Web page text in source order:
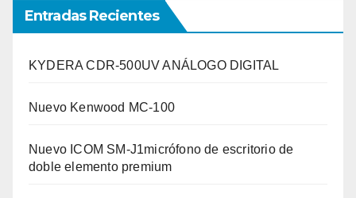
Entradas Recientes
KYDERA CDR-500UV ANÁLOGO DIGITAL
Nuevo Kenwood MC-100
Nuevo ICOM SM-J1micrófono de escritorio de
doble elemento premium